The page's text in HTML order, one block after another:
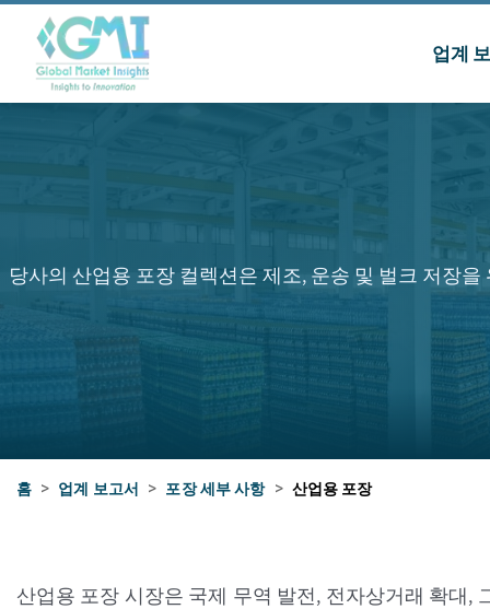
업계
당사의 산업용 포장 컬렉션은 제조, 운송 및 벌크 저장
홈 > 업계 보고서 > 포장 세부 사항 > 산업용 포장
산업용 포장 시장은 국제 무역 발전, 전자상거래 확대,